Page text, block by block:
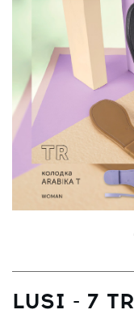
LUSI - 7 TR